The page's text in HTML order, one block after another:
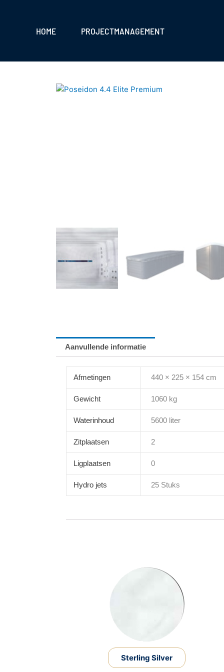
HOME PROJECTMANAGEMENT
Aanvullende informatie
Afmetingen 440 × 225 × 154 cm
Gewicht 1060 kg
Waterinhoud 5600 liter
Zitplaatsen 2
Ligplaatsen 0
Hydro jets 25 Stuks
Sterling Silver